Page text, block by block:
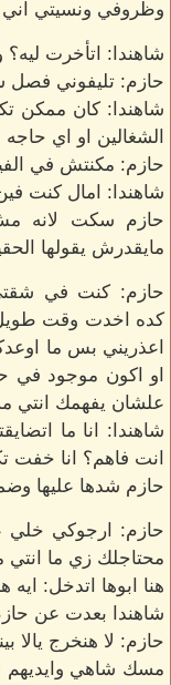
وظروفي ونسيتي
شاهندا: اتأخرت ليه؟
حازم: تليفوني فصل
شاهندا: كان ممكن
الشغالين او اي حاجه
حازم: مكنتش في
شاهندا: امال كنت
حازم سكت لانه
مايقدرش يقولها
حازم: كنت في
كده اخدت وقت طويل
اعذريني بس ما
او اكون موجود
علشان يفهمك انتي
شاهندا: انا ما
انت فاهم؟ انا خفت
حازم شدها عليها
حازم: ارجوكي خلي
محتاجلك زي ما انتي
هنا ابوها اتدخل:
شاهندا بعدت عن
حازم: لا هنخرج يالا
مسك شاهي وايديهم